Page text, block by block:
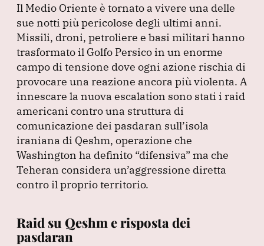
c
e
b
o
o
k
k
e
dI
n
at
s
A
p
p
e
gr
a
m
ai
l
Il Medio Oriente è tornato a vivere una delle
sue notti più pericolose degli ultimi anni.
Missili, droni, petroliere e basi militari hanno
trasformato il Golfo Persico in un enorme
campo di tensione dove ogni azione rischia di
provocare una reazione ancora più violenta. A
innescare la nuova escalation sono stati i raid
americani contro una struttura di
comunicazione dei pasdaran sull’isola
iraniana di Qeshm, operazione che
Washington ha definito “difensiva” ma che
Teheran considera un’aggressione diretta
contro il proprio territorio.
Raid su Qeshm e risposta dei
pasdaran